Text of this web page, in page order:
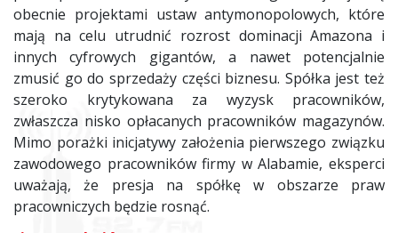
obecnie projektami ustaw antymonopolowych, które
mają na celu utrudnić rozrost dominacji Amazona i
innych cyfrowych gigantów, a nawet potencjalnie
zmusić go do sprzedaży części biznesu. Spółka jest też
szeroko krytykowana za wyzysk pracowników,
zwłaszcza nisko opłacanych pracowników magazynów.
Mimo porażki inicjatywy założenia pierwszego związku
zawodowego pracowników firmy w Alabamie, eksperci
uważają, że presja na spółkę w obszarze praw
pracowniczych będzie rosnąć.